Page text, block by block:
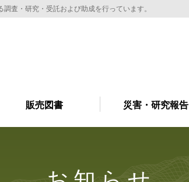
査・研究・受託および助成を行っています。
販売図書 災害・研究報告